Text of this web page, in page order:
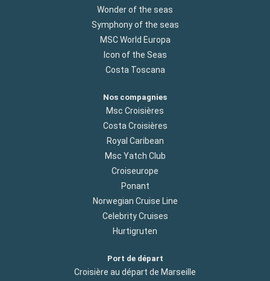
Wonder of the seas
Symphony of the seas
MSC World Europa
Icon of the Seas
Costa Toscana
Nos compagnies
Msc Croisières
Costa Croisières
Royal Caribean
Msc Yatch Club
Croiseurope
Ponant
Norwegian Cruise Line
Celebrity Cruises
Hurtigruten
Port de départ
Croisière au départ de Marseille